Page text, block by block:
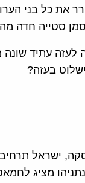
את כל בני
סטייה חדה
לעזה עתיד שונה
בעזה?
ישראל
מציג